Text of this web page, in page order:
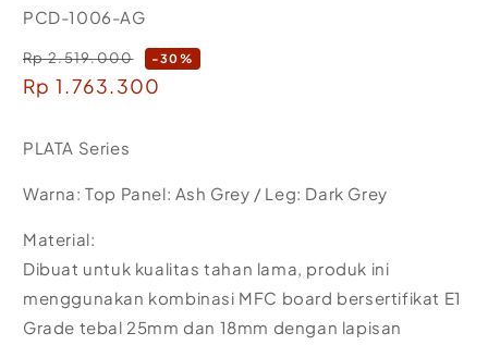
SKU:
PCD-1006-AG
Regular
price
Rp 2.519.000 -30%
Sale
Rp 1.763.300
PLATA Series
Warna: Top Panel: Ash Grey / Leg: Dark Grey
Material:
Dibuat untuk kualitas tahan lama, produk ini
menggunakan kombinasi MFC board bersertifikat E1
Grade tebal 25mm dan 18mm dengan lapisan